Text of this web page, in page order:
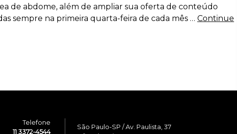
de abdome, além de ampliar sua oferta de conteúdo
sempre na primeira quarta-feira de cada mês … Continue
Telefone
11 3372-4544
São Paulo-SP / Av. Paulista, 37